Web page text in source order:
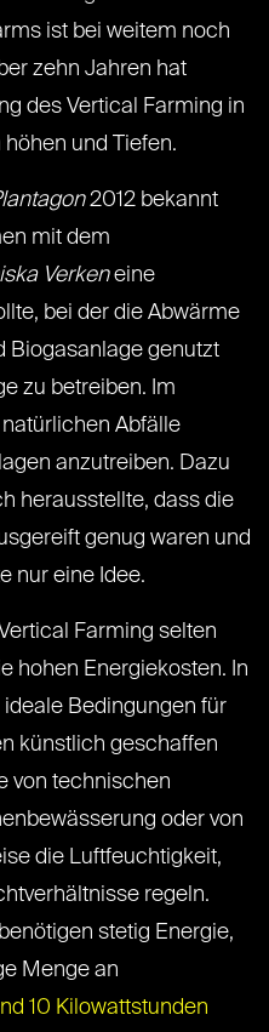
ist bei weitem noch
zehn Jahren hat
des Vertical Farming in
und Tiefen.
2012 bekannt
mit dem
Verkeneine
bei der die Abwärme
Biogasanlage genutzt
zu betreiben. Im
Abfälle
anzutreiben. Dazu
herausstellte, dass die
genug waren und
nur eine Idee.
Farming selten
hohen Energiekosten. In
Bedingungen für
künstlich geschaffen
von technischen
oder von
die Luftfeuchtigkeit,
regeln.
stetig Energie,
Menge an
10 Kilowattstunden